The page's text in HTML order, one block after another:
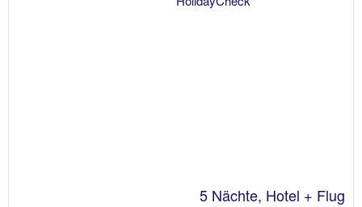
5 Nächte, Hotel + Flug